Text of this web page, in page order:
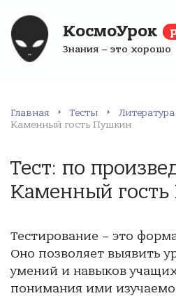
КосмоУрок
Знания – это хорошо
Главная Тесты Литература
Каменный гость Пушкин
Тест: по
Каменный
Тестирование – это
Оно позволяет выявить
умений и навыков
понимания ими